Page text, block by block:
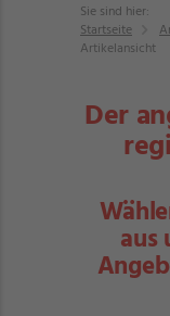
Sie sind hier:
Startseite
Artikelansicht
Der
aus